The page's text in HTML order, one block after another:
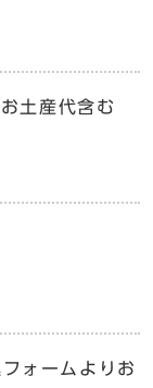
土産代含む
ォームよりお